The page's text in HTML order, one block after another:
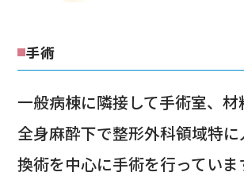
手術
一般病棟に隣接して手術室、材
全身麻酔下で整形外科領域特
換術を中心に手術を行っていま